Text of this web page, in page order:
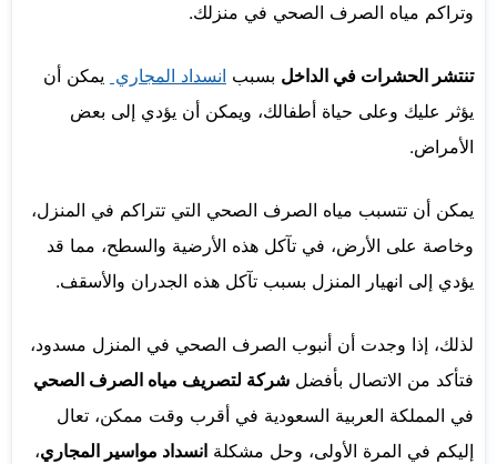
وتراكم مياه الصرف الصحي في منزلك.
تنتشر الحشرات في الداخل بسبب انسداد المجاري يمكن أن
يؤثر عليك وعلى حياة أطفالك، ويمكن أن يؤدي إلى بعض
الأمراض.
يمكن أن تتسبب مياه الصرف الصحي التي تتراكم في المنزل،
وخاصة على الأرض، في تآكل هذه الأرضية والسطح، مما قد
يؤدي إلى انهيار المنزل بسبب تآكل هذه الجدران والأسقف.
لذلك، إذا وجدت أن أنبوب الصرف الصحي في المنزل مسدود،
فتأكد من الاتصال بأفضل شركة لتصريف مياه الصرف الصحي
في المملكة العربية السعودية في أقرب وقت ممكن، تعال
إليكم في المرة الأولى، وحل مشكلة انسداد مواسير المجاري،